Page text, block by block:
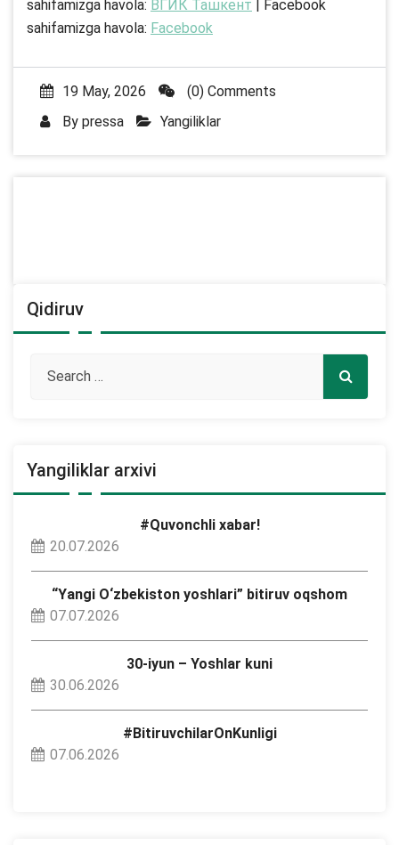
sahifamizga havola: ВГИК Ташкент | Facebook
sahifamizga havola: Facebook
19 May, 2026
(0) Comments
By pressa Yangiliklar
Qidiruv
Yangiliklar arxivi
#Quvonchli xabar!
20.07.2026
“Yangi O‘zbekiston yoshlari” bitiruv oqshom
07.07.2026
30-iyun – Yoshlar kuni
30.06.2026
#BitiruvchilarOnKunligi
07.06.2026